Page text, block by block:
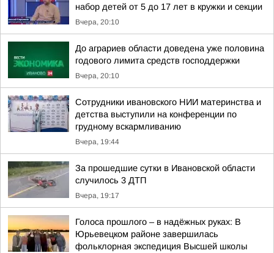
набор детей от 5 до 17 лет в кружки и секции
Вчера, 20:10
До аграриев области доведена уже половина
годового лимита средств господдержки
Вчера, 20:10
Сотрудники ивановского НИИ материнства и
детства выступили на конференции по
грудному вскармливанию
Вчера, 19:44
За прошедшие сутки в Ивановской области
случилось 3 ДТП
Вчера, 19:17
Голоса прошлого – в надёжных руках: В
Юрьевецком районе завершилась
фольклорная экспедиция Высшей школы